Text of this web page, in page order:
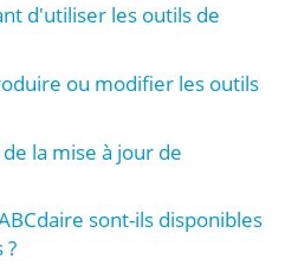
d'utiliser les outils de
ou modifier les outils
la mise à jour de
sont-ils disponibles
?